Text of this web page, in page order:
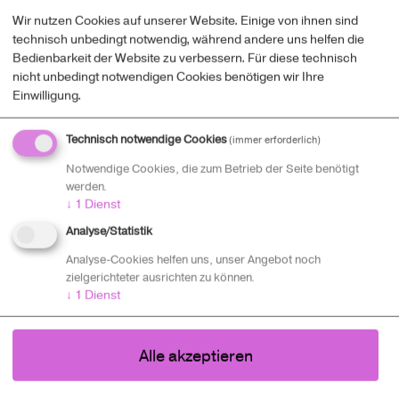
geht die 36. Projektrunde des Jugend Innovativ
Wettbewerbs zu Ende – alle Gewinner*innen inklusive
ihrer Projekte, sowie die Highlights des Bundesfinales
und der Award-Show und weitere Informationen zum
Wettbewerb findet ihr unter
Doch auch wenn nun alle Gewinner*innen geehrt und
alle Preise vergeben wurden - Nach dem Wettbewerb ist
bekanntlich vor dem Wettbewerb!
Die Anmeldephase des
Wettbewerbs startet mit Oktober 2023!
Alle Schüler*innen und Lehrlinge aufgepasst:
Österreichs smartester Schulwettbewerb startet mit
Oktober wieder in die nächste Runde!
Wir suchen wieder die besten Projekte in den Kategorien
Wir nutzen Cookies auf unserer Website. Einige von ihnen sind
technisch unbedingt notwendig, während andere uns helfen die
Bedienbarkeit der Website zu verbessern. Für diese technisch
nicht unbedingt notwendigen Cookies benötigen wir Ihre
Einwilligung.
Technisch notwendige Cookies(immer erforderlich)
Notwendige Cookies, die zum Betrieb der Seite benötigt
werden.
↓ 1 Dienst
Analyse/Statistik
Analyse-Cookies helfen uns, unser Angebot noch
zielgerichteter ausrichten zu können.
↓ 1 Dienst
Alle akzeptieren